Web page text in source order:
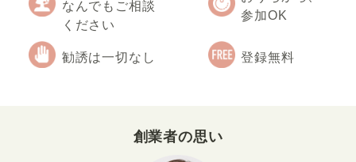
なんでもご相談
ください
参加OK
勧誘は一切なし 登録無料
創業者の思い